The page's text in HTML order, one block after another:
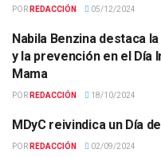
POR REDACCIÓN 05/12/2024
ACTUALIDAD
Nabila Benzina destaca
y la prevención en el Día
Mama
POR REDACCIÓN 18/10/2024
ACTUALIDAD
MDyC reivindica un Día
POR REDACCIÓN 02/09/2024